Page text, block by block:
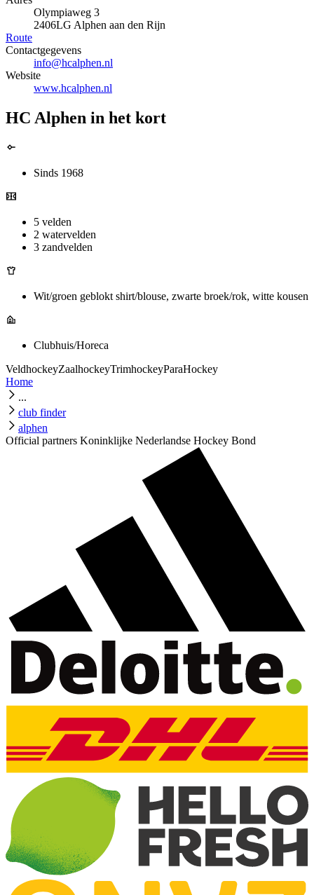
Olympiaweg 3
2406LG Alphen aan den Rijn
Route
Contactgegevens
info@hcalphen.nl
Website
www.hcalphen.nl
HC Alphen in het kort
Sinds 1968
5 velden
2 watervelden
3 zandvelden
Wit/groen geblokt shirt/blouse, zwarte broek/rok, witte kousen
Clubhuis/Horeca
VeldhockeyZaalhockeyTrimhockeyParaHockey
Home
...
club finder
alphen
Official partners Koninklijke Nederlandse Hockey Bond